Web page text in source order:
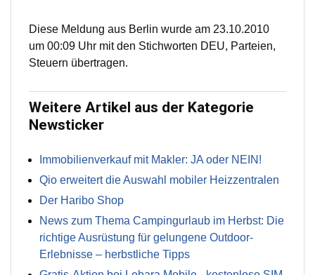
Diese Meldung aus Berlin wurde am 23.10.2010
um 00:09 Uhr mit den Stichworten DEU, Parteien,
Steuern übertragen.
Weitere Artikel aus der Kategorie
Newsticker
Immobilienverkauf mit Makler: JA oder NEIN!
Qio erweitert die Auswahl mobiler Heizzentralen
Der Haribo Shop
News zum Thema Campingurlaub im Herbst: Die
richtige Ausrüstung für gelungene Outdoor-
Erlebnisse – herbstliche Tipps